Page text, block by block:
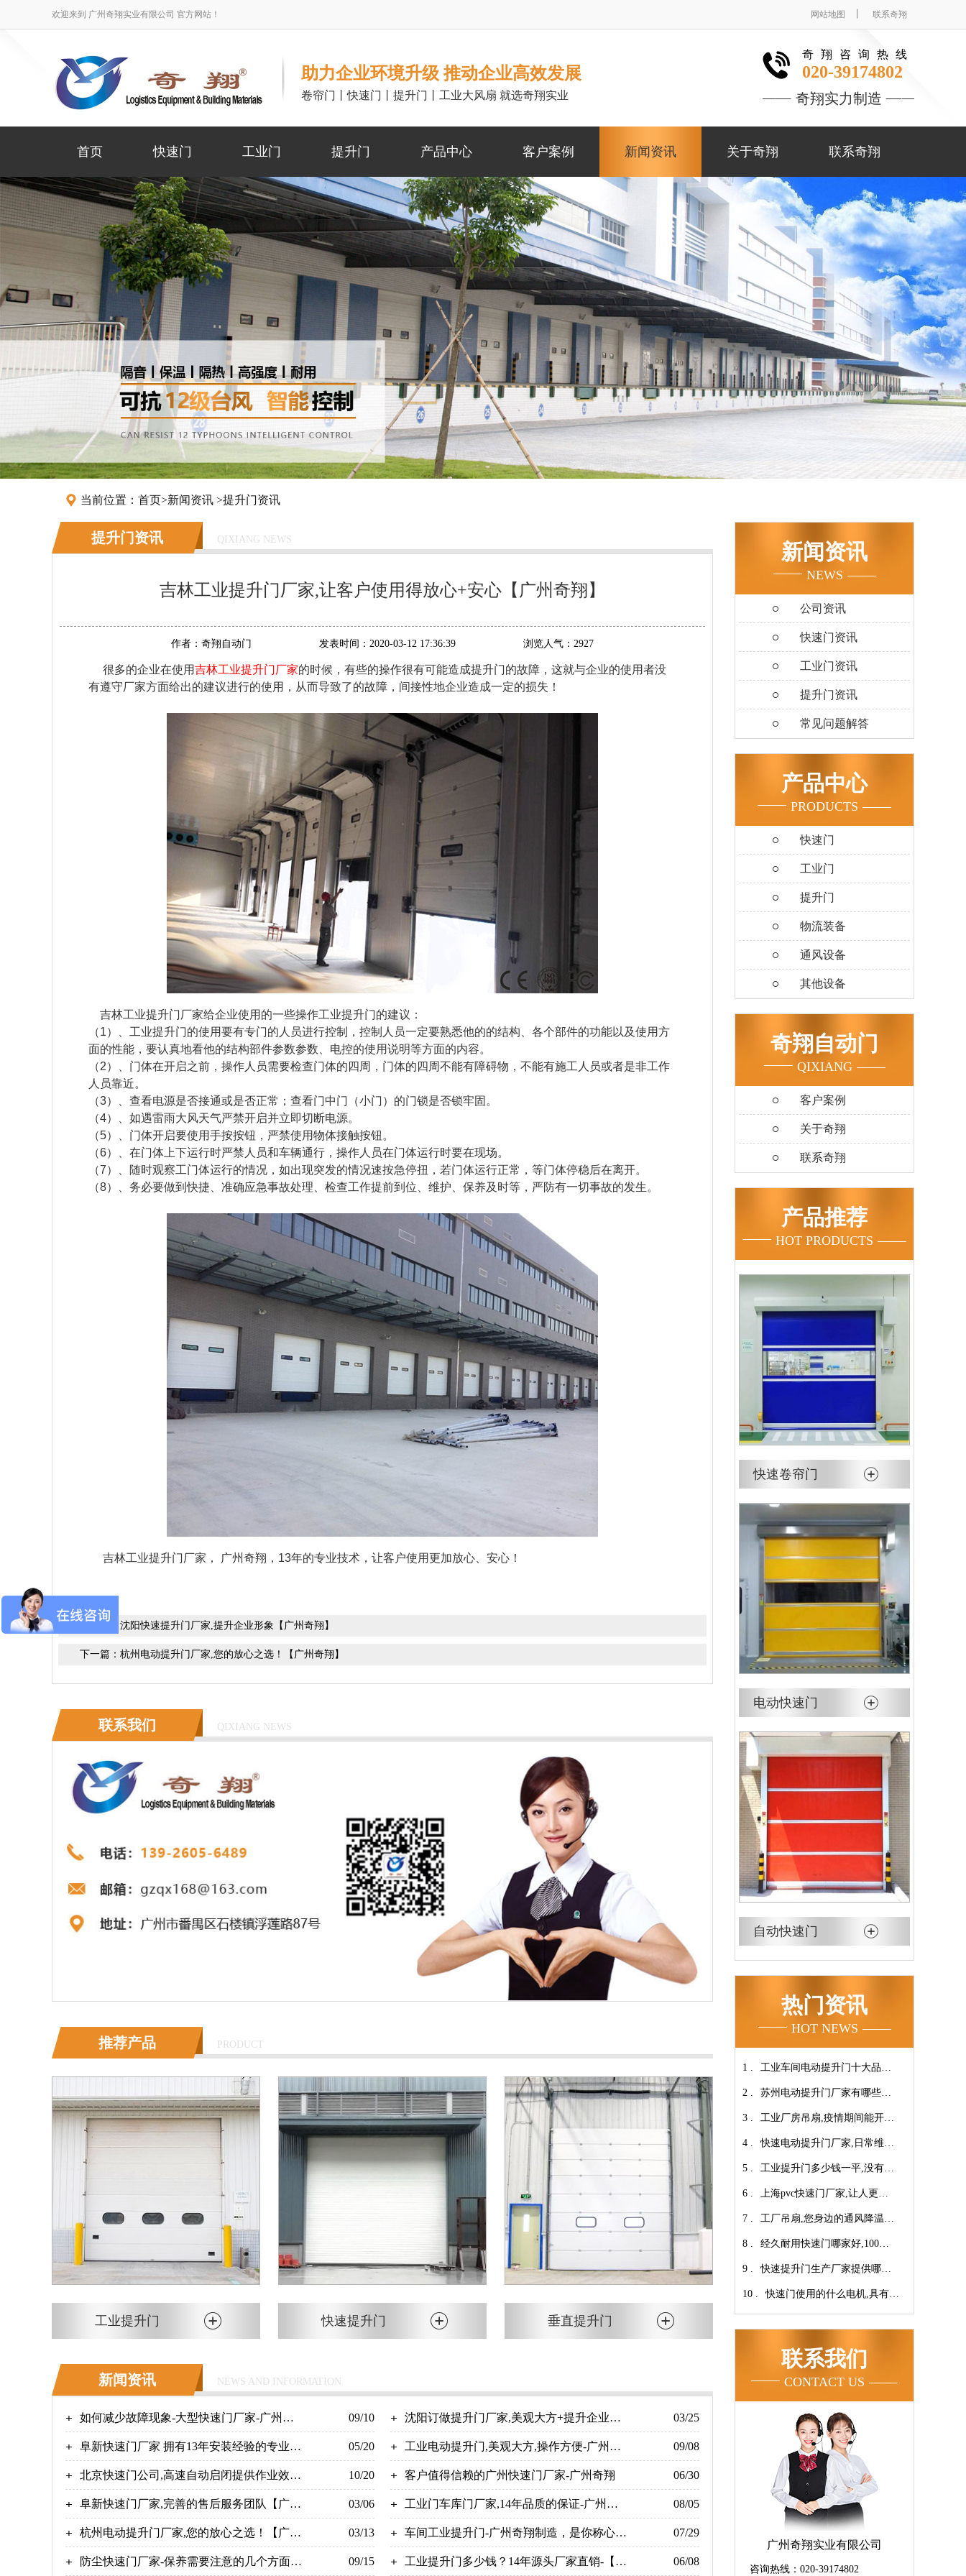
欢迎来到 广州奇翔实业有限公司 官方网站！ 网站地图 联系奇翔
助力企业环境升级 推动企业高效发展
卷帘门丨快速门丨提升门丨工业大风扇 就选奇翔实业
奇翔咨询热线
020-39174802
奇翔实力制造
首页 快速门 工业门 提升门 产品中心 客户案例 新闻资讯 关于奇翔 联系奇翔
当前位置： 首页>新闻资讯 >提升门资讯
提升门资讯 QIXIANG NEWS
吉林工业提升门厂家,让客户使用得放心+安心【广州奇翔】
作者： 奇翔自动门 发表时间： 2020-03-12 17:36:39 浏览人气： 2927
很多的企业在使用吉林工业提升门厂家的时候，有些的操作很有可能造成提升门的故障，这就与企业的使用者没
有遵守厂家方面给出的建议进行的使用，从而导致了的故障，间接性地企业造成一定的损失！
吉林工业提升门厂家给企业使用的一些操作工业提升门的建议：
（1）、工业提升门的使用要有专门的人员进行控制，控制人员一定要熟悉他的的结构、各个部件的功能以及使用方
面的性能，要认真地看他的结构部件参数参数、电控的使用说明等方面的内容。
（2）、门体在开启之前，操作人员需要检查门体的四周，门体的四周不能有障碍物，不能有施工人员或者是非工作
人员靠近。
（3）、查看电源是否接通或是否正常；查看门中门（小门）的门锁是否锁牢固。
（4）、如遇雷雨大风天气严禁开启并立即切断电源。
（5）、门体开启要使用手按按钮，严禁使用物体接触按钮。
（6）、在门体上下运行时严禁人员和车辆通行，操作人员在门体运行时要在现场。
（7）、随时观察工门体运行的情况，如出现突发的情况速按急停扭，若门体运行正常，等门体停稳后在离开。
（8）、务必要做到快捷、准确应急事故处理、检查工作提前到位、维护、保养及时等，严防有一切事故的发生。
吉林工业提升门厂家， 广州奇翔，13年的专业技术，让客户使用更加放心、安心！
沈阳快速提升门厂家,提升企业形象【广州奇翔】
下一篇： 杭州电动提升门厂家,您的放心之选！【广州奇翔】
联系我们 QIXIANG NEWS
推荐产品 PRODUCT
工业提升门 快速提升门 垂直提升门
新闻资讯 NEWS AND INFORMATION
如何减少故障现象-大型快速门厂家-广州奇
翔
09/10 沈阳订做提升门厂家,美观大方+提升企业形
象【广州奇翔】
03/25
阜新快速门厂家 拥有13年安装经验的专业团
队-广州奇翔
05/20 工业电动提升门,美观大方,操作方便-广州奇
翔
09/08
北京快速门公司,高速自动启闭提供作业效
率！-广州奇翔
10/20 客户值得信赖的广州快速门厂家-广州奇翔 06/30
阜新快速门厂家,完善的售后服务团队【广州
奇翔】
03/06 工业门车库门厂家,14年品质的保证-广州奇
翔
08/05
杭州电动提升门厂家,您的放心之选！【广州
奇翔】
03/13 车间工业提升门-广州奇翔制造，是你称心的
选择!
07/29
防尘快速门厂家-保养需要注意的几个方面- 09/15 工业提升门多少钱？14年源头厂家直销-【广 06/08
新闻资讯
NEWS
公司资讯
快速门资讯
工业门资讯
提升门资讯
常见问题解答
产品中心
PRODUCTS
快速门
工业门
提升门
物流装备
通风设备
其他设备
奇翔自动门
QIXIANG
客户案例
关于奇翔
联系奇翔
产品推荐
HOT PRODUCTS
快速卷帘门
电动快速门
自动快速门
热门资讯
HOT NEWS
1 . 工业车间电动提升门十大品牌
【广州奇翔】
2 . 苏州电动提升门厂家有哪些优
势特点呢？-广州奇翔
3 . 工业厂房吊扇,疫情期间能开空
调吗?【广州奇翔】
4 . 快速电动提升门厂家,日常维保
小技巧！【广州奇翔】
5 . 工业提升门多少钱一平,没有中
间商差价放心选购【广州奇
翔】
6 . 上海pvc快速门厂家,让人更安
心-广州奇翔
7 . 工厂吊扇,您身边的通风降温专
家！【广州奇翔】
8 . 经久耐用快速门哪家好,100万
次连续开启设计【广州奇翔】
9 . 快速提升门生产厂家提供哪些
服务呢-广州奇翔
10 . 快速门使用的什么电机,具有快
联系我们
CONTACT US
广州奇翔实业有限公司
咨询热线：020-39174802